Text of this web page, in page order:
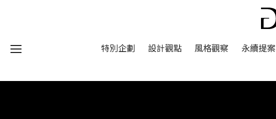
特別企劃 設計觀點 風格觀察 永續提案